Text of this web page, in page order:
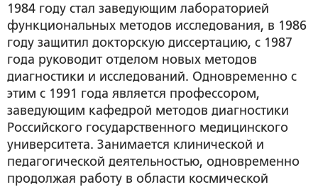
1984 году стал заведующим лабораторией
функциональных методов исследования, в 1986
году защитил докторскую диссертацию, с 1987
года руководит отделом новых методов
диагностики и исследований. Одновременно с
этим с 1991 года является профессором,
заведующим кафедрой методов диагностики
Российского государственного медицинского
университета. Занимается клинической и
педагогической деятельностью, одновременно
продолжая работу в области космической